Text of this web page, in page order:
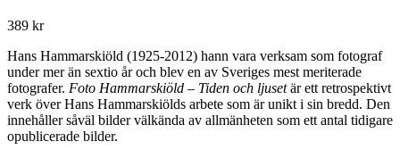
389 kr
Hans Hammarskiöld (1925-2012) hann vara verksam som fotograf
under mer än sextio år och blev en av Sveriges mest meriterade
fotografer. Foto Hammarskiöld – Tiden och ljusetär ett retrospektivt
verk över Hans Hammarskiölds arbete som är unikt i sin bredd. Den
innehåller såväl bilder välkända av allmänheten som ett antal tidigare
opublicerade bilder.